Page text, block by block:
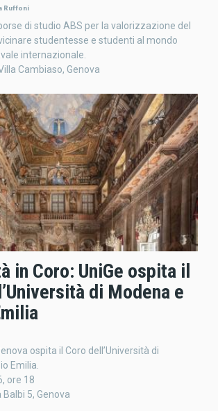
Ruffoni
di studio ABS per la valorizzazione del
studentesse e studenti al mondo
internazionale.
Cambiaso, Genova
in Coro: UniGe ospita il
di Modena e
ospita il Coro dell’Università di
Emilia.
ore 18
5, Genova